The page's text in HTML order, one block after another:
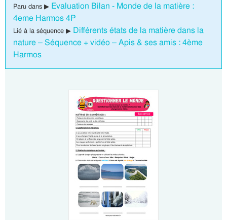
Paru dans ▶ Evaluation Bilan - Monde de la matière :
4eme Harmos 4P
Lié à la séquence ▶ Différents états de la matière dans la
nature – Séquence + vidéo – Apis & ses amis : 4ème
Harmos